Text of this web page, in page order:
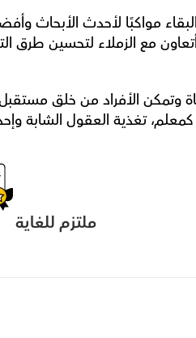
كمعلم، تغذية العقول الشابة
ملتزم للغاية